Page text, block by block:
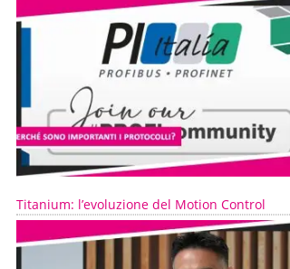
Titanium: l’evoluzione del Motion Control